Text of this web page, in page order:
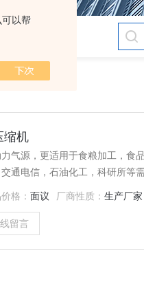
以帮
缩机
气源，更适用于食粮加工，食
通电信，石油化工，科研所等
格： 面议 厂商性质： 生产厂家
留言